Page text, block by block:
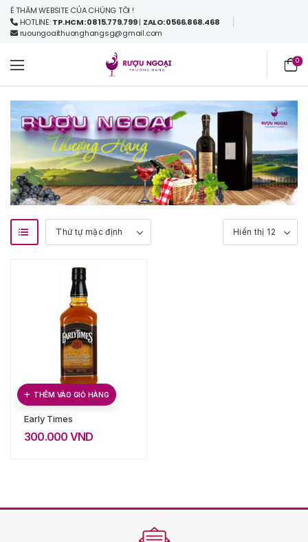
THĂM WEBSITE CỦA CHÚNG TÔI !
HOTLINE:TP.HCM: 0815.779.799| ZALO: 0566.868.468
ruoungoaithuonghangsg@gmail.com
0
THÊM VÀO GIỎ HÀNG
Early Times
300.000 VND